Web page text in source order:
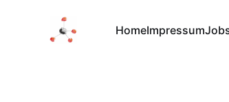
HomeImpressum